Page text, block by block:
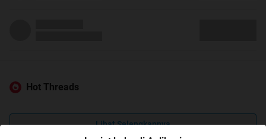
Hot Threads
Lihat Selengkapnya